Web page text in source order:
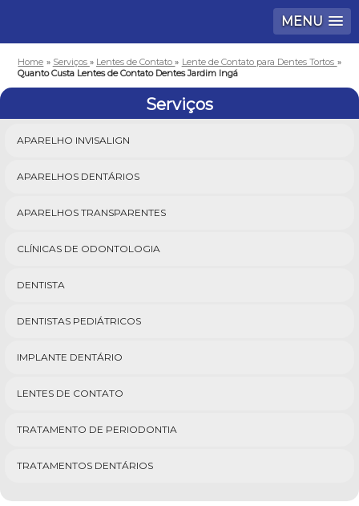
MENU
Home » Serviços » Lentes de Contato» Lente de Contato para Dentes Tortos »
Quanto Custa Lentes de Contato Dentes Jardim Ingá
Serviços
APARELHO INVISALIGN
APARELHOS DENTÁRIOS
APARELHOS TRANSPARENTES
CLÍNICAS DE ODONTOLOGIA
DENTISTA
DENTISTAS PEDIÁTRICOS
IMPLANTE DENTÁRIO
LENTES DE CONTATO
TRATAMENTO DE PERIODONTIA
TRATAMENTOS DENTÁRIOS